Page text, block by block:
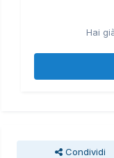
Hai
Condividi